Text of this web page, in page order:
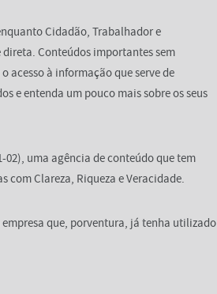
Cidadão, Trabalhador e
Conteúdos importantes sem
acesso à informação que serve de
e entenda um pouco mais sobre os seus
02), uma agência de conteúdo que tem
com Clareza, Riqueza e Veracidade.
que, porventura, já tenha utilizado